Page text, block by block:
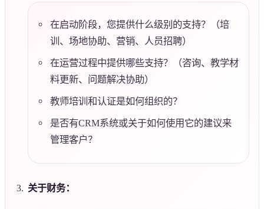
在启动阶段，您提供什么级别的支持？（培
训、场地协助、营销、人员招聘）
在运营过程中提供哪些支持？（咨询、教学材
料更新、问题解决协助）
教师培训和认证是如何组织的？
是否有CRM系统或关于如何使用它的建议来
管理客户？
关于财务：